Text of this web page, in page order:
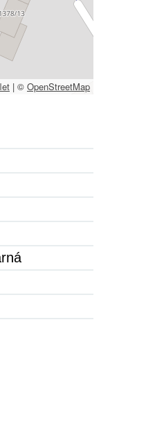
| © OpenStreetMap